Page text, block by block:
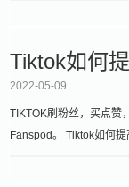
Tiktok如何
2022-05-09
TIKTOK刷粉丝，买点赞
Fanspod。 Tiktok如何